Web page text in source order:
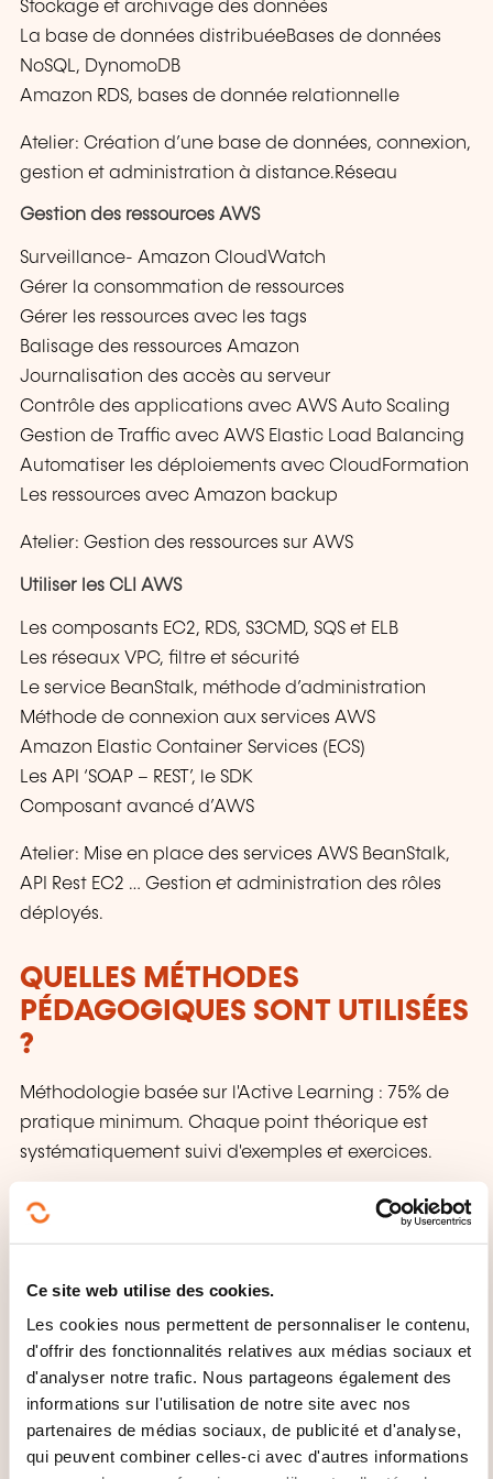
Ce site web utilise des cookies.
Les cookies nous permettent de personnaliser le contenu,
d'offrir des fonctionnalités relatives aux médias sociaux et
d'analyser notre trafic. Nous partageons également des
informations sur l'utilisation de notre site avec nos
partenaires de médias sociaux, de publicité et d'analyse,
qui peuvent combiner celles-ci avec d'autres informations
Stockage et archivage des données
La base de données distribuéeBases de données
NoSQL, DynomoDB
Amazon RDS, bases de donnée relationnelle
Atelier: Création d’une base de données, connexion,
gestion et administration à distance.Réseau
Gestion des ressources AWS
Surveillance- Amazon CloudWatch
Gérer la consommation de ressources
Gérer les ressources avec les tags
Balisage des ressources Amazon
Journalisation des accès au serveur
Contrôle des applications avec AWS Auto Scaling
Gestion de Traffic avec AWS Elastic Load Balancing
Automatiser les déploiements avec CloudFormation
Les ressources avec Amazon backup
Atelier: Gestion des ressources sur AWS
Utiliser les CLI AWS
Les composants EC2, RDS, S3CMD, SQS et ELB
Les réseaux VPC, filtre et sécurité
Le service BeanStalk, méthode d’administration
Méthode de connexion aux services AWS
Amazon Elastic Container Services (ECS)
Les API ‘SOAP – REST’, le SDK
Composant avancé d’AWS
Atelier: Mise en place des services AWS BeanStalk,
API Rest EC2 … Gestion et administration des rôles
déployés.
QUELLES MÉTHODES
PÉDAGOGIQUES SONT UTILISÉES
?
Méthodologie basée sur l'Active Learning : 75% de
pratique minimum. Chaque point théorique est
systématiquement suivi d'exemples et exercices.
COMMENT L’ÉVALUATION EST-
ELLE ORGANISÉE ?
Contrôle continu
QUE RECEVEZ-VOUS À LA FIN DE
LA FORMATION ?
Attestation de fin de stage mentionnant le résultat